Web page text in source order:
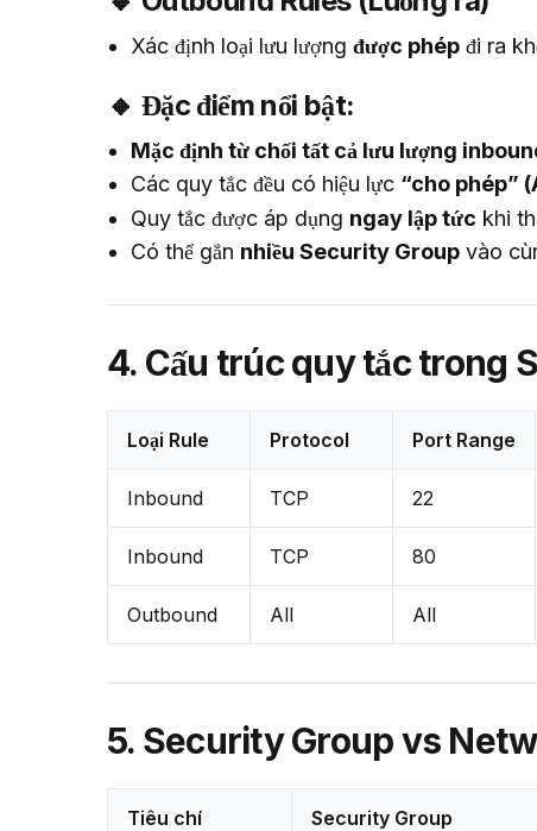
Xác định loại lưu lượng được phép đi ra
🔸 Đặc điểm nổi bật:
Mặc định từ chối tất cả lưu lượng
Các quy tắc đều có hiệu lực “cho phép”
Quy tắc được áp dụng ngay lập tức khi
Có thể gắn nhiều Security Group vào
4. Cấu trúc quy tắc trong
Loại Rule Protocol Port Range
Inbound TCP 22
Inbound TCP 80
Outbound All All
5. Security Group vs
Tiêu chí Security Group